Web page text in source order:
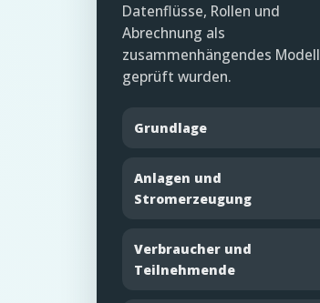
Datenflüsse, Rollen und
Abrechnung als
zusammenhängendes Modell
geprüft wurden.
Grundlage
Anlagen und
Stromerzeugung
Verbraucher und
Teilnehmende